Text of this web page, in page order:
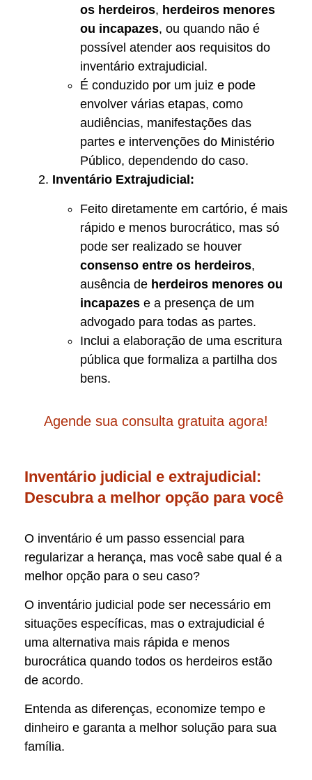
os herdeiros, herdeiros menores
ou incapazes, ou quando não é
possível atender aos requisitos do
inventário extrajudicial.
É conduzido por um juiz e pode
envolver várias etapas, como
audiências, manifestações das
partes e intervenções do Ministério
Público, dependendo do caso.
Inventário Extrajudicial:
Feito diretamente em cartório, é mais
rápido e menos burocrático, mas só
pode ser realizado se houver
consenso entre os herdeiros,
ausência de herdeiros menores ou
incapazes e a presença de um
advogado para todas as partes.
Inclui a elaboração de uma escritura
pública que formaliza a partilha dos
bens.
Agende sua consulta gratuita agora!
Inventário judicial e extrajudicial:
Descubra a melhor opção para você
O inventário é um passo essencial para
regularizar a herança, mas você sabe qual é a
melhor opção para o seu caso?
O inventário judicial pode ser necessário em
situações específicas, mas o extrajudicial é
uma alternativa mais rápida e menos
burocrática quando todos os herdeiros estão
de acordo.
Entenda as diferenças, economize tempo e
dinheiro e garanta a melhor solução para sua
família.